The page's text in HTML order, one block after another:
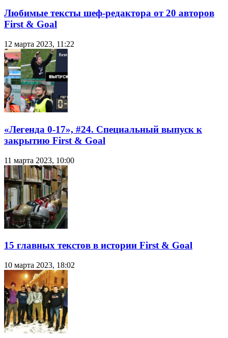
Любимые тексты шеф-редактора от 20 авторов
First & Goal
12 марта 2023, 11:22
«Легенда 0-17», #24. Специальный выпуск к
закрытию First & Goal
11 марта 2023, 10:00
15 главных текстов в истории First & Goal
10 марта 2023, 18:02